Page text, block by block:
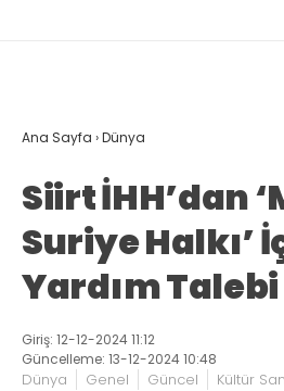
Ana Sayfa ›Dünya
Siirt İHH’dan
Suriye Halkı’
Yardım Talebi
Giriş: 12-12-2024 11:12
Güncelleme: 13-12-2024 10:48
Dünya Genel Güncel Kültür